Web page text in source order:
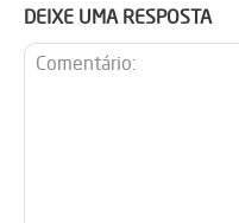
DEIXE UMA RESPOSTA